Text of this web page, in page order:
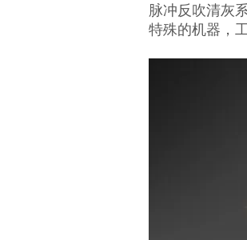
脉冲反吹清灰
特殊的机器，